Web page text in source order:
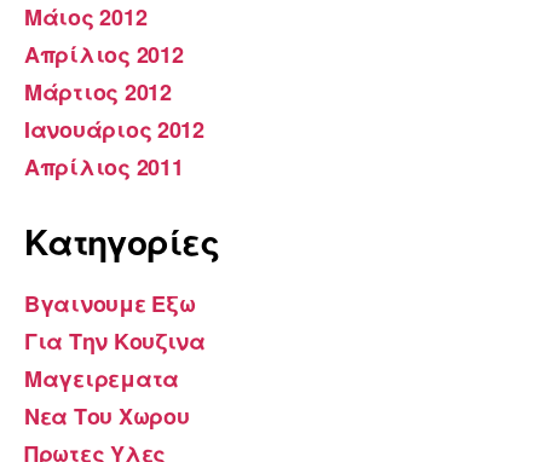
Μάιος 2012
Απρίλιος 2012
Μάρτιος 2012
Ιανουάριος 2012
Απρίλιος 2011
Kατηγορίες
Βγαινουμε Εξω
Για Την Κουζινα
Μαγειρεματα
Νεα Του Χωρου
Πρωτες Υλες